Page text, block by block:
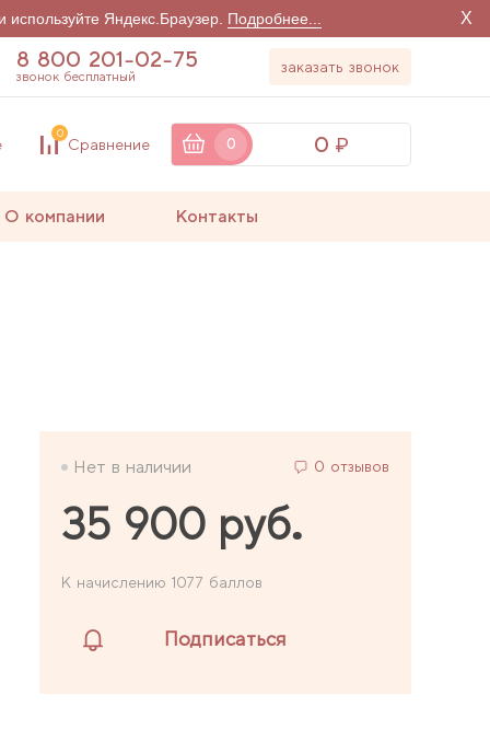
Яндекс.Браузер. Подробнее... X
8 800 201-02-75
звонок бесплатный
заказать звонок
Сравнение
0
0 0
О компании Контакты
Нет в наличии 0 отзывов
35 900 руб.
К начислению 1077 баллов
Подписаться